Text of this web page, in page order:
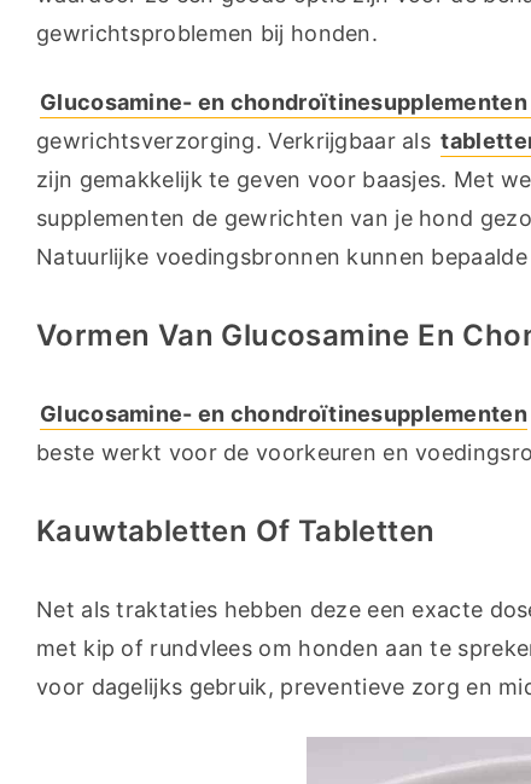
gewrichtsproblemen bij honden.
Glucosamine- en chondroïtinesupplementen
gewrichtsverzorging. Verkrijgbaar als
zijn gemakkelijk te geven voor baasjes. Met
supplementen de gewrichten van je hond
Natuurlijke voedingsbronnen kunnen
Vormen Van Glucosamine En
Glucosamine- en chondroïtinesupplementen
beste werkt voor de voorkeuren en
Kauwtabletten Of Tabletten
Net als traktaties hebben deze een exacte
met kip of rundvlees om honden aan te
voor dagelijks gebruik, preventieve zorg en